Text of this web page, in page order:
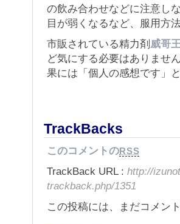
の飲み合わせなどに注意し
目が弱くなるなど、服用方
市販されている精力剤 威哥
ど気にする必要はありませ
果には「個人の感想です」
TrackBacks
このコメントのRSS
TrackBack URL : http://
trackback.php/1351
この投稿には、まだコメン